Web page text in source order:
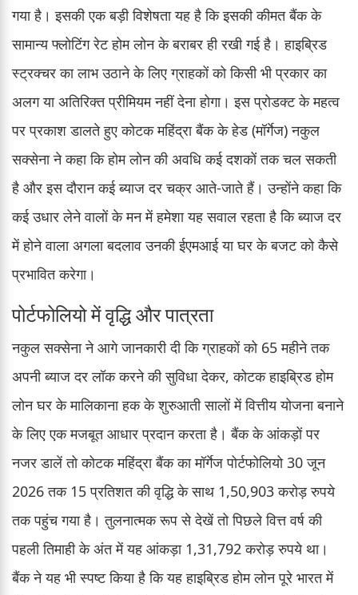
गया है। इसकी एक बड़ी विशेषता यह है कि इसकी कीमत बैंक के
सामान्य फ्लोटिंग रेट होम लोन के बराबर ही रखी गई है। हाइब्रिड
स्ट्रक्चर का लाभ उठाने के लिए ग्राहकों को किसी भी प्रकार का
अलग या अतिरिक्त प्रीमियम नहीं देना होगा। इस प्रोडक्ट के महत्व
पर प्रकाश डालते हुए कोटक महिंद्रा बैंक के हेड (मॉर्गेज) नकुल
सक्सेना ने कहा कि होम लोन की अवधि कई दशकों तक चल सकती
है और इस दौरान कई ब्याज दर चक्र आते-जाते हैं। उन्होंने कहा कि
कई उधार लेने वालों के मन में हमेशा यह सवाल रहता है कि ब्याज दर
में होने वाला अगला बदलाव उनकी ईएमआई या घर के बजट को कैसे
प्रभावित करेगा।
पोर्टफोलियो में वृद्धि और पात्रता
नकुल सक्सेना ने आगे जानकारी दी कि ग्राहकों को 65 महीने तक
अपनी ब्याज दर लॉक करने की सुविधा देकर, कोटक हाइब्रिड होम
लोन घर के मालिकाना हक के शुरुआती सालों में वित्तीय योजना बनाने
के लिए एक मजबूत आधार प्रदान करता है। बैंक के आंकड़ों पर
नजर डालें तो कोटक महिंद्रा बैंक का मॉर्गेज पोर्टफोलियो 30 जून
2026 तक 15 प्रतिशत की वृद्धि के साथ 1,50,903 करोड़ रुपये
तक पहुंच गया है। तुलनात्मक रूप से देखें तो पिछले वित्त वर्ष की
पहली तिमाही के अंत में यह आंकड़ा 1,31,792 करोड़ रुपये था।
बैंक ने यह भी स्पष्ट किया है कि यह हाइब्रिड होम लोन पूरे भारत में